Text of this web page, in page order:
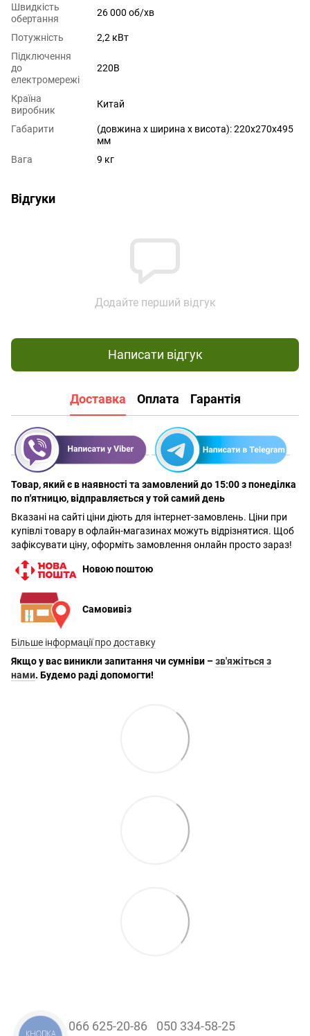
Швидкість
обертання
26 000 об/хв
Потужність
2,2 кВт
Підключення
до
електромережі
220В
Країна
виробник
Китай
Габарити
(довжина x ширина x висота): 220х270х495
мм
Вага
9 кг
Відгуки
Додайте перший відгук
Написати відгук
Доставка Оплата Гарантія
Товар, який є в наявності та замовлений до 15:00 з понеділка
по п'ятницю, відправляється у той самий день
Вказані на сайті ціни діють для інтернет-замовлень. Ціни при
купівлі товару в офлайн-магазинах можуть відрізнятися. Щоб
зафіксувати ціну, оформіть замовлення онлайн просто зараз!
Новою поштою
Самовивіз
Більше інформації про доставку
Якщо у вас виникли запитання чи сумніви –зв'яжіться з
нами. Будемо раді допомогти!
066 625-20-86 050 334-58-25
КНОПКА